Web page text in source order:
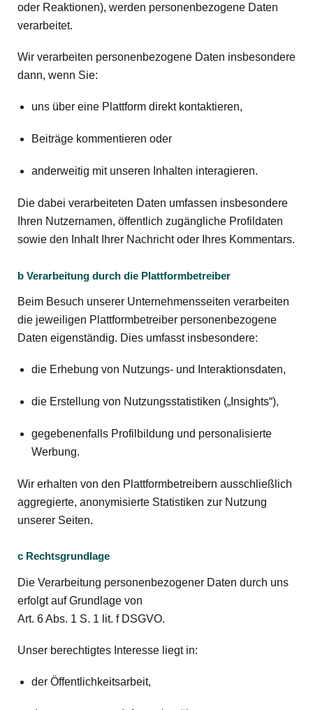
oder Reaktionen), werden personenbezogene Daten
verarbeitet.
Wir verarbeiten personenbezogene Daten insbesondere
dann, wenn Sie:
uns über eine Plattform direkt kontaktieren,
Beiträge kommentieren oder
anderweitig mit unseren Inhalten interagieren.
Die dabei verarbeiteten Daten umfassen insbesondere
Ihren Nutzernamen, öffentlich zugängliche Profildaten
sowie den Inhalt Ihrer Nachricht oder Ihres Kommentars.
b Verarbeitung durch die Plattformbetreiber
Beim Besuch unserer Unternehmensseiten verarbeiten
die jeweiligen Plattformbetreiber personenbezogene
Daten eigenständig. Dies umfasst insbesondere:
die Erhebung von Nutzungs- und Interaktionsdaten,
die Erstellung von Nutzungsstatistiken („Insights“),
gegebenenfalls Profilbildung und personalisierte
Werbung.
Wir erhalten von den Plattformbetreibern ausschließlich
aggregierte, anonymisierte Statistiken zur Nutzung
unserer Seiten.
c Rechtsgrundlage
Die Verarbeitung personenbezogener Daten durch uns
erfolgt auf Grundlage von
Art. 6 Abs. 1 S. 1 lit. f DSGVO.
Unser berechtigtes Interesse liegt in:
der Öffentlichkeitsarbeit,